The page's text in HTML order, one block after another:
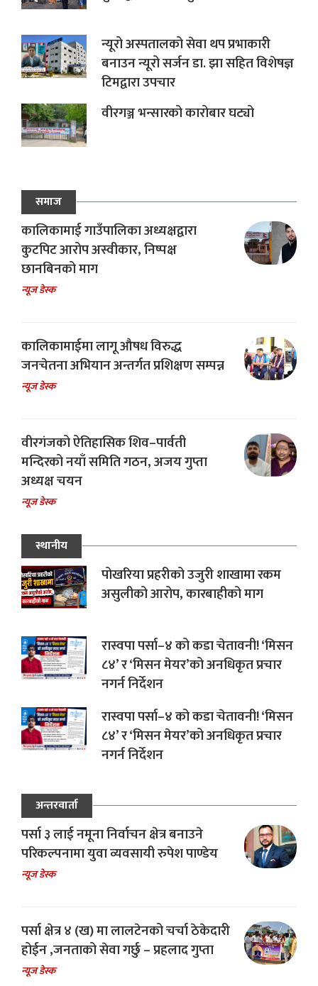
न्यूरो अस्पतालको सेवा थप प्रभाकारी
बनाउन न्यूरो सर्जन डा. झा सहित विशेषज्ञ
टिमद्वारा उपचार
वीरगञ्ज भन्सारको कारोबार घट्यो
समाज
कालिकामाई गाउँपालिका अध्यक्षद्वारा
कुटपिट आरोप अस्वीकार, निष्पक्ष
छानबिनको माग
न्यूज डेस्क
कालिकामाईमा लागू औषध विरुद्ध
जनचेतना अभियान अन्तर्गत प्रशिक्षण सम्पन्न
न्यूज डेस्क
वीरगंजको ऐतिहासिक शिव–पार्वती
मन्दिरको नयाँ समिति गठन, अजय गुप्ता
अध्यक्ष चयन
न्यूज डेस्क
स्थानीय
पोखरिया प्रहरीको उजुरी शाखामा रकम
असुलीको आरोप, कारबाहीको माग
रास्वपा पर्सा–४ को कडा चेतावनी! ‘मिसन
८४’ र ‘मिसन मेयर’को अनधिकृत प्रचार
नगर्न निर्देशन
रास्वपा पर्सा–४ को कडा चेतावनी! ‘मिसन
८४’ र ‘मिसन मेयर’को अनधिकृत प्रचार
नगर्न निर्देशन
अन्तरवार्ता
पर्सा ३ लाई नमूना निर्वाचन क्षेत्र बनाउने
परिकल्पनामा युवा व्यवसायी रुपेश पाण्डेय
न्यूज डेस्क
पर्सा क्षेत्र ४ (ख) मा लालटेनको चर्चा ठेकेदारी
होईन ,जनताको सेवा गर्छु – प्रहलाद गुप्ता
न्यूज डेस्क